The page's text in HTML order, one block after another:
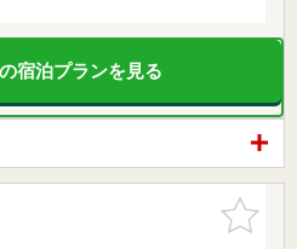
宿泊プランを見る
お気に入
りに追加